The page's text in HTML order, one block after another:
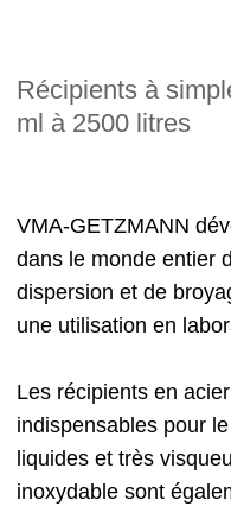
Récipients à
ml à 2500 litres
VMA-GETZMANN
dans le monde entier
dispersion et de
une utilisation en
Les récipients en
indispensables pour
liquides et très
inoxydable sont